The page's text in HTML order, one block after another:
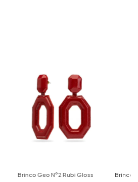
Brinco Geo N°2 Rubi Gloss Brinco